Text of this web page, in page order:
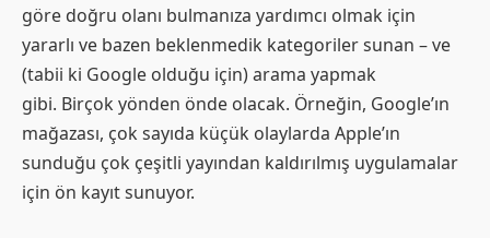
göre doğru olanı bulmanıza yardımcı olmak için
yararlı ve bazen beklenmedik kategoriler sunan – ve
(tabii ki Google olduğu için) arama yapmak
gibi. Birçok yönden önde olacak. Örneğin, Google’ın
mağazası, çok sayıda küçük olaylarda Apple’ın
sunduğu çok çeşitli yayından kaldırılmış uygulamalar
için ön kayıt sunuyor.